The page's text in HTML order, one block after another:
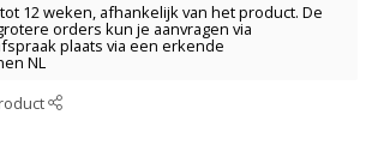
12 weken, afhankelijk van het product. De
orders kun je aanvragen via
plaats via een erkende
NL